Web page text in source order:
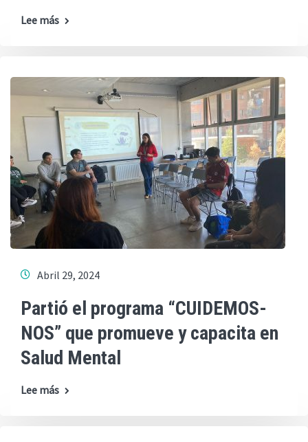
Lee más
Abril 29, 2024
Partió el programa “CUIDEMOS-
NOS” que promueve y capacita en
Salud Mental
Lee más